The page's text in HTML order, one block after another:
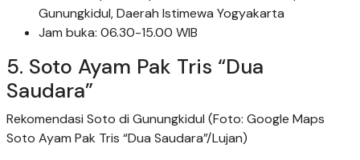
Gunungkidul, Daerah Istimewa Yogyakarta
Jam buka: 06.30-15.00 WIB
5. Soto Ayam Pak Tris “Dua
Saudara”
Rekomendasi Soto di Gunungkidul (Foto: Google Maps
Soto Ayam Pak Tris “Dua Saudara”/Lujan)